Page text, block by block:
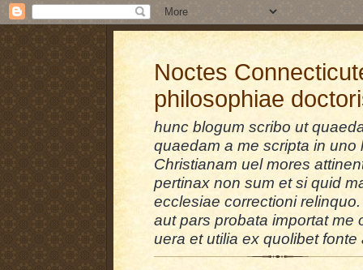
Noctes
philosophiae
hunc blogum scribo ut
quaedam a me scripta in
Christianam uel mores
pertinax non sum et si quid
ecclesiae correctioni
aut pars probata importat me
uera et utilia ex quolibet fonte